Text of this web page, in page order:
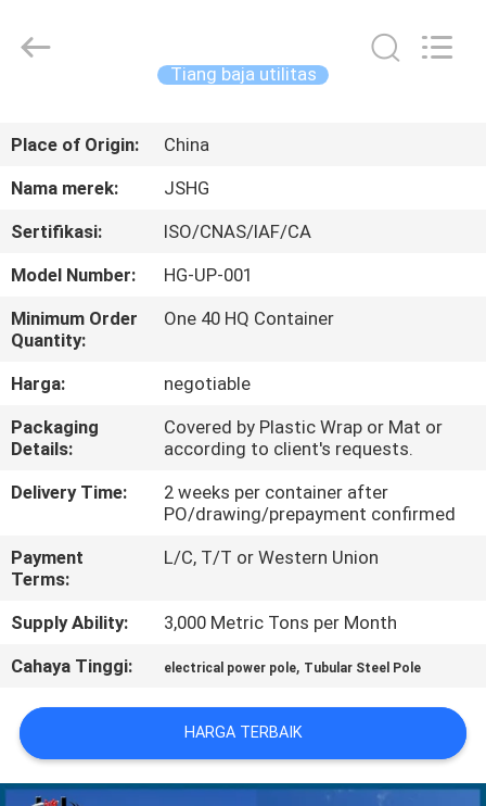
PRODUK
TAMPILAN
VR
TENTANG
KAMI
PABRIK
KONTROL
KUALITAS
HUBUNGI
KAMI
co.,ltd.
Tiang baja utilitas
Place of Origin:
China
Nama merek:
JSHG
Sertifikasi:
ISO/CNAS/IAF/CA
Model Number:
HG-UP-001
Minimum Order
Quantity:
One 40 HQ Container
Harga:
negotiable
Packaging
Details:
Covered by Plastic Wrap or Mat or
according to client's requests.
Delivery Time:
2 weeks per container after
PO/drawing/prepayment confirmed
Payment
Terms:
L/C, T/T or Western Union
Supply Ability:
3,000 Metric Tons per Month
Cahaya Tinggi:
electrical power pole, Tubular Steel Pole
HARGA TERBAIK